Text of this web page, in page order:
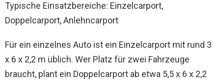
Typische Einsatzbereiche: Einzelcarport,
Doppelcarport, Anlehncarport
Für ein einzelnes Auto ist ein Einzelcarport mit rund 3
x 6 x 2,2 m üblich. Wer Platz für zwei Fahrzeuge
braucht, plant ein Doppelcarport ab etwa 5,5 x 6 x 2,2